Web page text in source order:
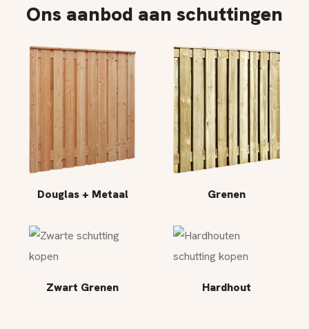
Ons aanbod aan schuttingen
Douglas + Metaal Grenen
Zwart Grenen Hardhout